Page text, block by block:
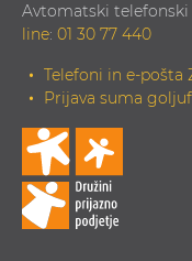
Avtomatski telefonski
line: 01 30 77 440
Telefoni in e-pošta
Prijava suma